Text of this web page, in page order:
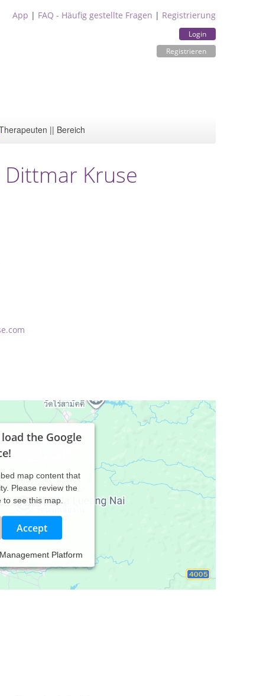
App | FAQ - Häufig gestellte Fragen | Registrierung
Login
Registrieren
|| Bereich
Dittmar Kruse
the Google
map content that
Please review the
see this map.
Accept
Platform
Gesetz) biete ich NLP-Kurse: Ausbildung
Auch die Gruppenerfahrung ist eine wertvolle